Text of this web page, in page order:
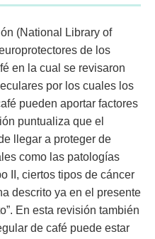
(National Library of
de los
en la cual se revisaron
por los cuales los
pueden aportar factores
puntualiza que el
llegar a proteger de
como las patologías
II, ciertos tipos de cáncer
descrito ya en el presente
En esta revisión también
de café puede estar